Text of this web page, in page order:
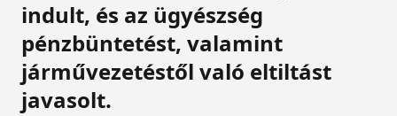
indult, és az ügyészség
pénzbüntetést, valamint
járművezetéstől való eltiltást
javasolt.